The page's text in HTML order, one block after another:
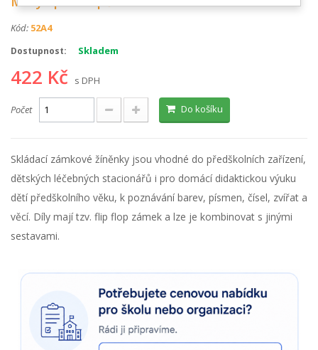
Kód: 52A4
Dostupnost: Skladem
422 Kč s DPH
Počet Do košíku
Skládací zámkové žíněnky jsou vhodné do předškolních zařízení,
dětských léčebných stacionářů i pro domácí didaktickou výuku
dětí předškolního věku, k poznávání barev, písmen, čísel, zvířat a
věcí. Díly mají tzv. flip flop zámek a lze je kombinovat s jinými
sestavami.